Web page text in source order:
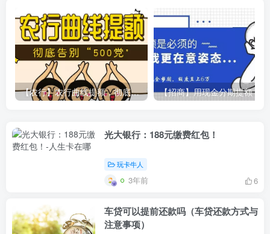
【农行】农行曲线提额，彻底告别“500党”
光大银行：188元缴费红包！
玩卡牛人
3年前 6
车贷可以提前还款吗（车贷还款方式与
注意事项）